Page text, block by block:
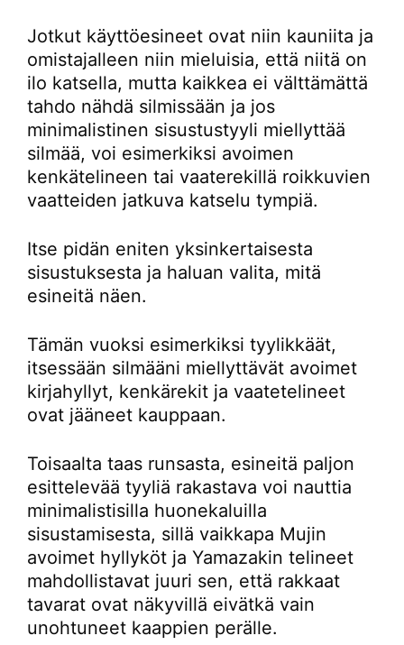
Jotkut käyttöesineet ovat niin kauniita ja
omistajalleen niin mieluisia, että niitä on
ilo katsella, mutta kaikkea ei välttämättä
tahdo nähdä silmissään ja jos
minimalistinen sisustustyyli miellyttää
silmää, voi esimerkiksi avoimen
kenkätelineen tai vaaterekillä roikkuvien
vaatteiden jatkuva katselu tympiä.
Itse pidän eniten yksinkertaisesta
sisustuksesta ja haluan valita, mitä
esineitä näen.
Tämän vuoksi esimerkiksi tyylikkäät,
itsessään silmääni miellyttävät avoimet
kirjahyllyt, kenkärekit ja vaatetelineet
ovat jääneet kauppaan.
Toisaalta taas runsasta, esineitä paljon
esittelevää tyyliä rakastava voi nauttia
minimalistisilla huonekaluilla
sisustamisesta, sillä vaikkapa Mujin
avoimet hyllyköt ja Yamazakin telineet
mahdollistavat juuri sen, että rakkaat
tavarat ovat näkyvillä eivätkä vain
unohtuneet kaappien perälle.